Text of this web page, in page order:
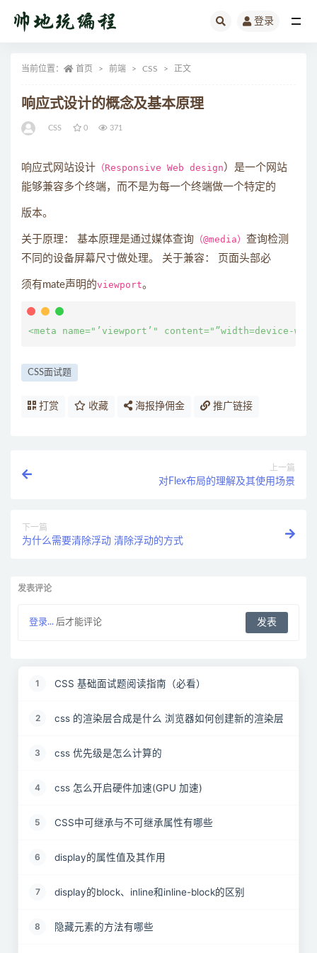
登录
当前位置： 首页 前端 CSS 正文
响应式设计的概念及基本原理
CSS 0 371
响应式网站设计 （Responsive Web design）是一个网站
能够兼容多个终端，而不是为每一个终端做一个特定的
版本。
关于原理： 基本原理是通过媒体查询 （@media） 查询检测
不同的设备屏幕尺寸做处理。 关于兼容： 页面头部必
须有mate声明的viewport。
CSS面试题
打赏 收藏 海报挣佣金 推广链接
上一篇
对Flex布局的理解及其使用场景
下一篇
为什么需要清除浮动 清除浮动的方式
发表评论
登录... 后才能评论
1 CSS 基础面试题阅读指南（必看）
2 css 的渲染层合成是什么 浏览器如何创建新的渲染层
3 css 优先级是怎么计算的
4 css 怎么开启硬件加速(GPU 加速)
5 CSS中可继承与不可继承属性有哪些
6 display的属性值及其作用
7 display的block、inline和inline-block的区别
8 隐藏元素的方法有哪些